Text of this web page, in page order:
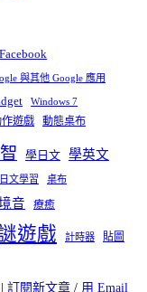
Facebook
與其他 Google 應用
Windows 7
遊戲 動態桌布
學日文 學英文
日文學習 桌布
音 療癒
遊戲 計時器
貼圖
訂閱新文章 / 用 Email